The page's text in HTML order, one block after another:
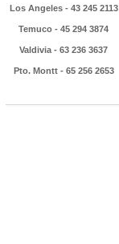
Los Angeles - 43 245 2113
Temuco - 45 294 3874
Valdivia - 63 236 3637
Pto. Montt - 65 256 2653